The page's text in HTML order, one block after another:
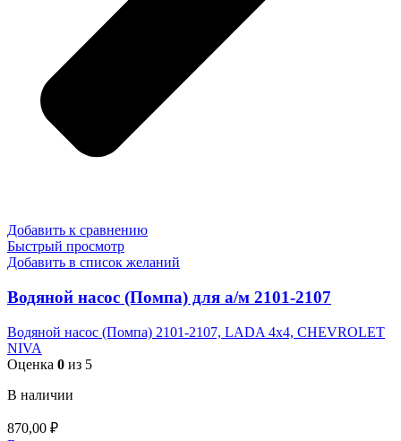
Добавить к сравнению
Быстрый просмотр
Добавить в список желаний
Водяной насос (Помпа) для а/м 2101-2107
Водяной насос (Помпа) 2101-2107, LADA 4x4, CHEVROLET
NIVA
Оценка 0 из 5
В наличии
870,00 ₽